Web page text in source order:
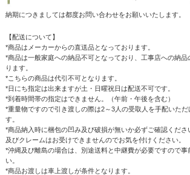
納期につきましては都度お問い合わせをお願いいたします。
【配送について】
*商品はメーカーからの直送品となっております。
*商品は一般家庭への納品不可となっており、工事店への納品
ります。
*こちらの商品は代引不可となります。
*日にち指定は出来ますが土・日曜祝日は配送不可です。
*到着時間帯の指定はできません。（午前・午後を含む）
*重量物ですので引き渡しの際は2～3人の受取人を手配いた
す。
*商品納入時に梱包の凹み及び破損が無いか必ずご確認くださ
及びクレームはお受けできませんのでお気を付けください。
*沖縄及び離島の場合は、別途送料と中継費が必要ですので事
い。
*商品お渡しは車上渡しが条件となります。